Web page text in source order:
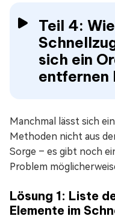
Teil 4:
sich ein
entfernen
Manchmal lässt sich
Methoden nicht aus
Sorge – es gibt noch
Problem
Lösung 1: Liste
Elemente im